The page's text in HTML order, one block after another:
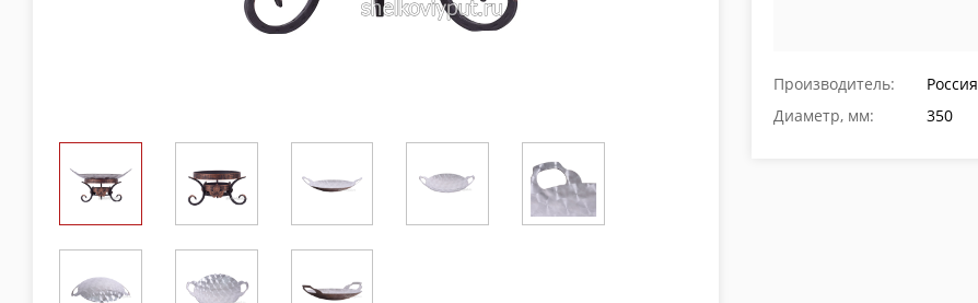
Производитель:
Россия
Диаметр, мм:
350